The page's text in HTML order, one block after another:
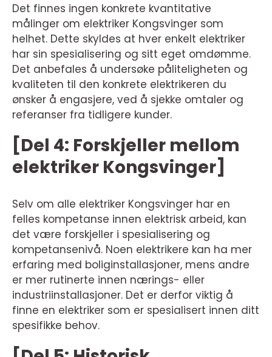
Det finnes ingen konkrete kvantitative
målinger om elektriker Kongsvinger som
helhet. Dette skyldes at hver enkelt elektriker
har sin spesialisering og sitt eget omdømme.
Det anbefales å undersøke påliteligheten og
kvaliteten til den konkrete elektrikeren du
ønsker å engasjere, ved å sjekke omtaler og
referanser fra tidligere kunder.
[Del 4: Forskjeller mellom
elektriker Kongsvinger]
Selv om alle elektriker Kongsvinger har en
felles kompetanse innen elektrisk arbeid, kan
det være forskjeller i spesialisering og
kompetansenivå. Noen elektrikere kan ha mer
erfaring med boliginstallasjoner, mens andre
er mer rutinerte innen nærings- eller
industriinstallasjoner. Det er derfor viktig å
finne en elektriker som er spesialisert innen ditt
spesifikke behov.